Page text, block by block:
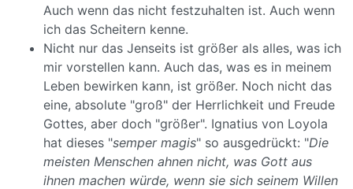
Auch wenn das nicht festzuhalten ist. Auch wenn
ich das Scheitern kenne.
Nicht nur das Jenseits ist größer als alles, was ich
mir vorstellen kann. Auch das, was es in meinem
Leben bewirken kann, ist größer. Noch nicht das
eine, absolute "groß" der Herrlichkeit und Freude
Gottes, aber doch "größer". Ignatius von Loyola
hat dieses "semper magis" so ausgedrückt: "Die
meisten Menschen ahnen nicht, was Gott aus
ihnen machen würde, wenn sie sich seinem Willen